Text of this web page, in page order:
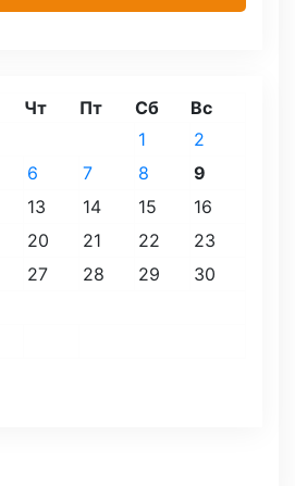
Чт Пт Сб Вс
1
2
6 7 8
9
13 14 15
16
20 21 22
23
27 28 29
30